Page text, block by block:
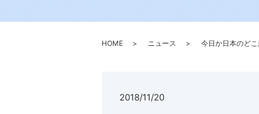
HOME ニュース 今日か日本のどこ
2018/11/20